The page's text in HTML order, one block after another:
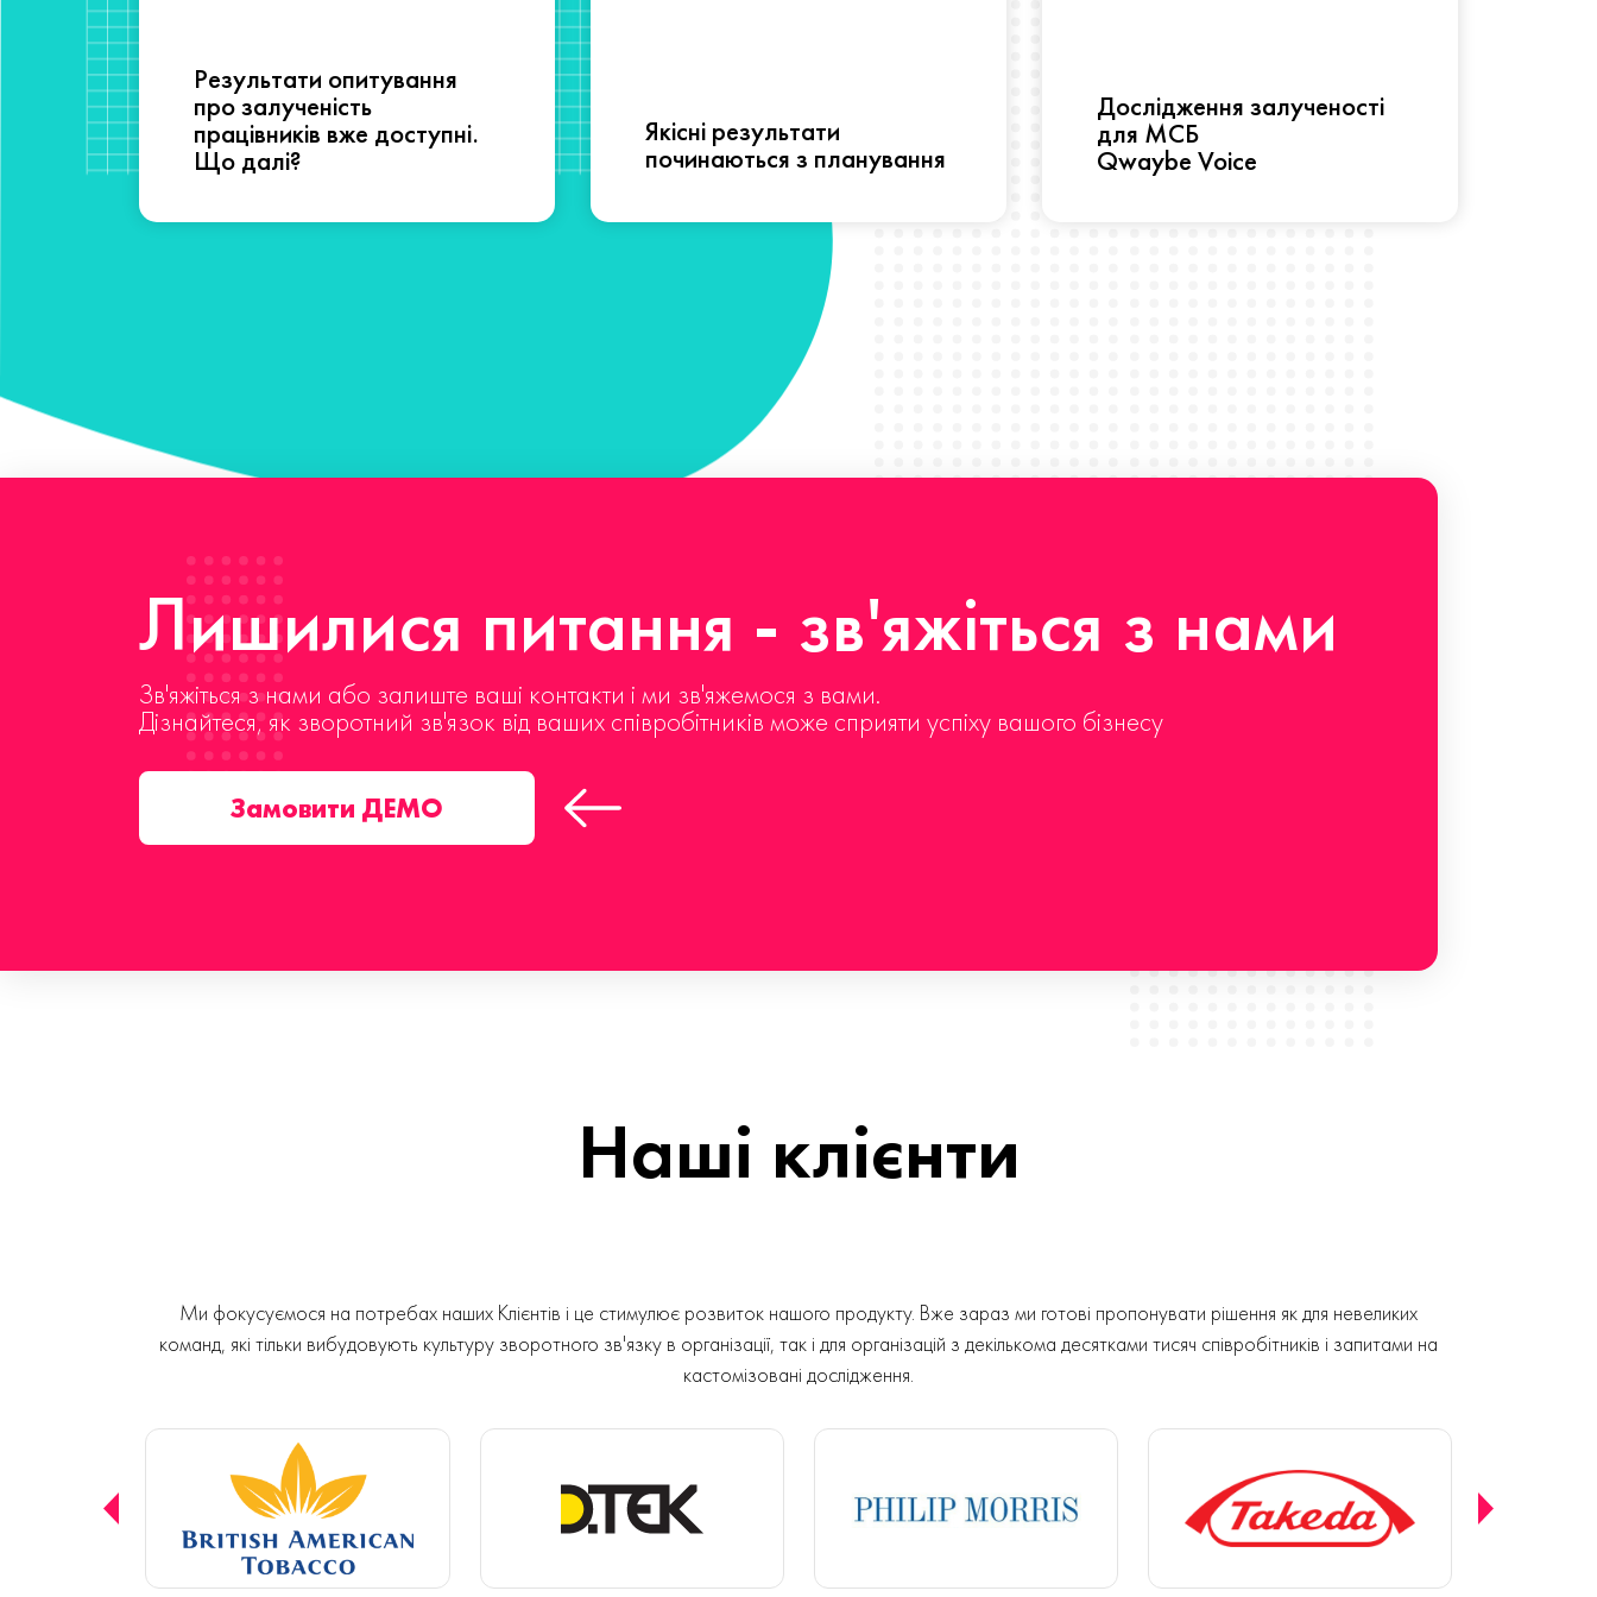
Результати опитування
про залученість
працівників вже доступні.
Що далі?
Якісні результати
починаються з планування
Дослідження залученості
для МСБ
Qwaybe Voice
Лишилися питання - зв'яжіться з нами
Зв'яжіться з нами або залиште ваші контакти і ми зв'яжемося з вами.
Дізнайтеся, як зворотний зв'язок від ваших співробітників може сприяти успіху вашого бізнесу
Замовити ДЕМО
Наші клієнти
Ми фокусуємося на потребах наших Клієнтів і це стимулює розвиток нашого продукту. Вже зараз ми готові пропонувати рішення як для невеликих
команд, які тільки вибудовують культуру зворотного зв'язку в організації, так і для організацій з декількома десятками тисяч співробітників і запитами на
кастомізовані дослідження.